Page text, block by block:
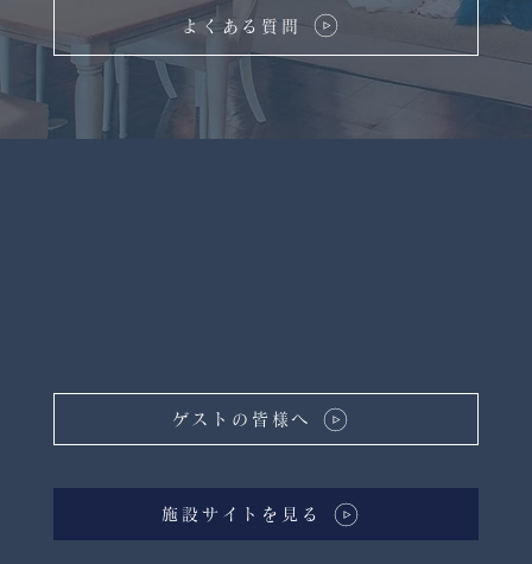
施設サイトを見る
ゲストの皆様へ
よくある質問